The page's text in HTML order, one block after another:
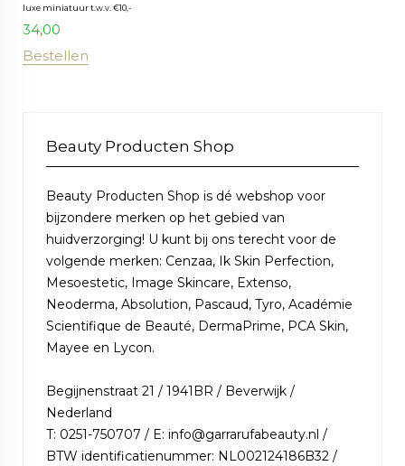
luxe miniatuur t.w.v. €10,-
34,00
Bestellen
Beauty Producten Shop
Beauty Producten Shop is dé webshop voor
bijzondere merken op het gebied van
huidverzorging! U kunt bij ons terecht voor de
volgende merken: Cenzaa, Ik Skin Perfection,
Mesoestetic, Image Skincare, Extenso,
Neoderma, Absolution, Pascaud, Tyro, Académie
Scientifique de Beauté, DermaPrime, PCA Skin,
Mayee en Lycon.
Begijnenstraat 21 / 1941BR / Beverwijk /
Nederland
T: 0251-750707 / E: info@garrarufabeauty.nl /
BTW identificatienummer: NL002124186B32 /